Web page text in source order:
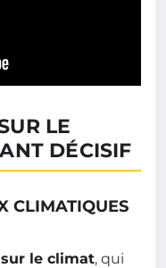
LE
DÉCISIF
CLIMATIQUES
le climat, qui